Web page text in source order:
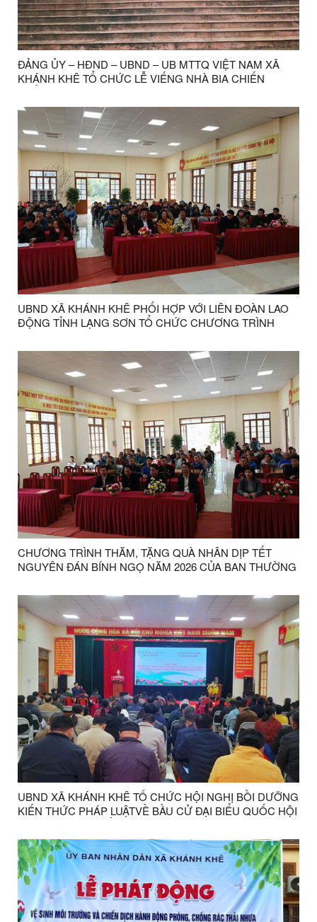
ĐẢNG ỦY – HĐND – UBND – UB MTTQ VIỆT NAM XÃ
KHÁNH KHÊ TỔ CHỨC LỄ VIẾNG NHÀ BIA CHIẾN
THÀNH LẬP SƯ ĐOÀN 316 NHÂN DỊP ĐẦU XUÂN NĂM
UBND XÃ KHÁNH KHÊ PHỐI HỢP VỚI LIÊN ĐOÀN LAO
ĐỘNG TỈNH LẠNG SƠN TỔ CHỨC CHƯƠNG TRÌNH
2026 CHO NGƯỜI DÂN TẠI XÃ KHÁNH KHÊ
CHƯƠNG TRÌNH THĂM, TẶNG QUÀ NHÂN DỊP TẾT
NGUYÊN ĐÁN BÍNH NGỌ NĂM 2026 CỦA BAN THƯỜNG
KHÁNH KHÊ
UBND XÃ KHÁNH KHÊ TỔ CHỨC HỘI NGHỊ BỒI DƯỠNG
KIẾN THỨC PHÁP LUẬTVỀ BẦU CỬ ĐẠI BIỂU QUỐC HỘI